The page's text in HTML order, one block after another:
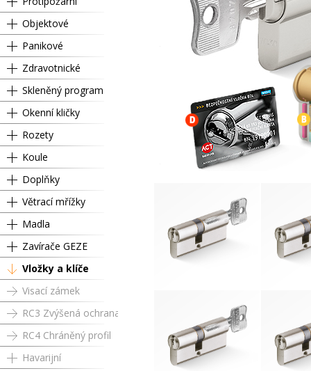
Objektové
Panikové
Zdravotnické
Skleněný program
Okenní kličky
Rozety
Koule
Doplňky
Větrací mřížky
Madla
Zavírače GEZE
Vložky a klíče
Visací zámek
RC3 Zvýšená ochrana
RC4 Chráněný profil
Havarijní